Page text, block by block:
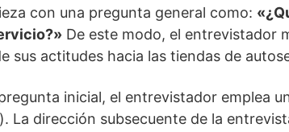
con una pregunta general como:
De este modo, el entrevistador
sus actitudes hacia las tiendas de
inicial, el entrevistador emplea
La dirección subsecuente de la